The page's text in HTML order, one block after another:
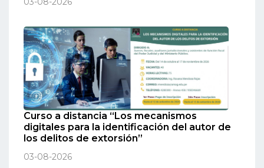
Curso a distancia “Los mecanismos
digitales para la identificación del autor de
los delitos de extorsión”
03-08-2026